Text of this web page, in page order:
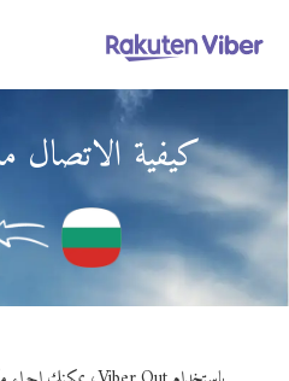
كيفية الاتصال